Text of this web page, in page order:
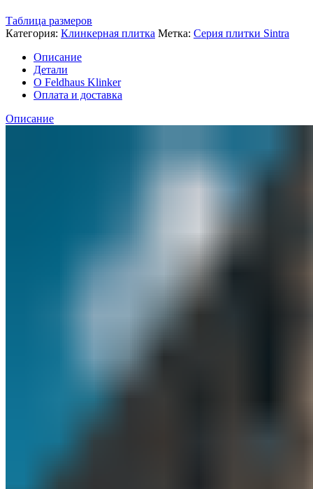
Таблица размеров
Категория: Клинкерная плитка Метка: Серия плитки Sintra
Описание
Детали
О Feldhaus Klinker
Оплата и доставка
Описание